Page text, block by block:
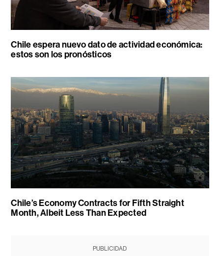
Chile espera nuevo dato de actividad económica:
estos son los pronósticos
Chile’s Economy Contracts for Fifth Straight
Month, Albeit Less Than Expected
PUBLICIDAD